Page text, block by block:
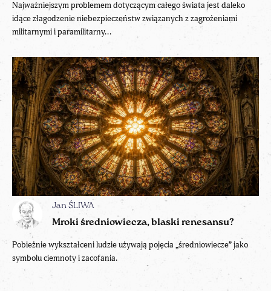
Najważniejszym problemem dotyczącym całego świata jest daleko
idące złagodzenie niebezpieczeństw związanych z zagrożeniami
militarnymi i paramilitarny...
Jan ŚLIWA
Mroki średniowiecza, blaski renesansu?
Pobieżnie wykształceni ludzie używają pojęcia „średniowiecze” jako
symbolu ciemnoty i zacofania.